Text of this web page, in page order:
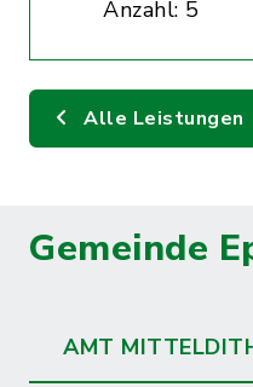
Anzahl: 5
Alle Leistungen
Gemeinde
AMT